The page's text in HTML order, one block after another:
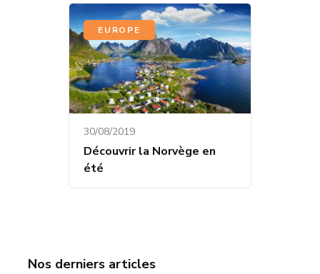
EUROPE
30/08/2019
Découvrir la Norvège en
été
Nos derniers articles